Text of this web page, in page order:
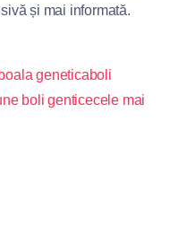
și mai informată.
geneticaboli
boli genticecele mai